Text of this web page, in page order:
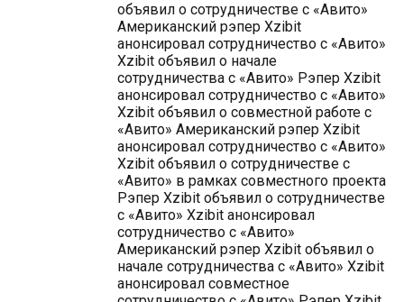
объявил о сотрудничестве с «Авито»
Американский рэпер Xzibit
анонсировал сотрудничество с «Авито»
Xzibit объявил о начале
сотрудничества с «Авито» Рэпер Xzibit
анонсировал сотрудничество с «Авито»
Xzibit объявил о совместной работе с
«Авито» Американский рэпер Xzibit
анонсировал сотрудничество с «Авито»
Xzibit объявил о сотрудничестве с
«Авито» в рамках совместного проекта
Рэпер Xzibit объявил о сотрудничестве
с «Авито» Xzibit анонсировал
сотрудничество с «Авито»
Американский рэпер Xzibit объявил о
начале сотрудничества с «Авито» Xzibit
анонсировал совместное